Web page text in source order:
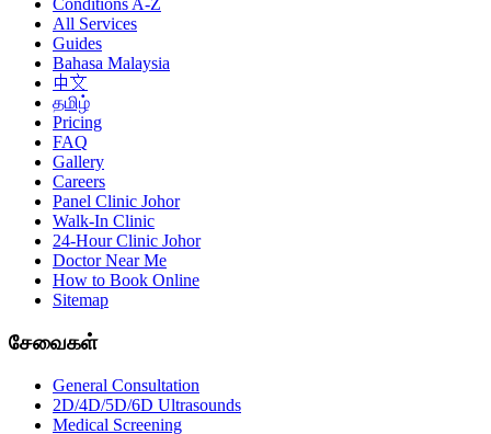
Conditions A-Z
All Services
Guides
Bahasa Malaysia
中文
தமிழ்
Pricing
FAQ
Gallery
Careers
Panel Clinic Johor
Walk-In Clinic
24-Hour Clinic Johor
Doctor Near Me
How to Book Online
Sitemap
சேவைகள்
General Consultation
2D/4D/5D/6D Ultrasounds
Medical Screening